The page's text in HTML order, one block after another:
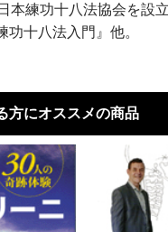
本練功十八法協会を設
功十八法入門』他。
方にオススメの商品